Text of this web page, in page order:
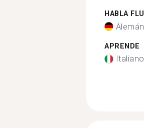
HABLA
Alemán
APRENDE
Italiano